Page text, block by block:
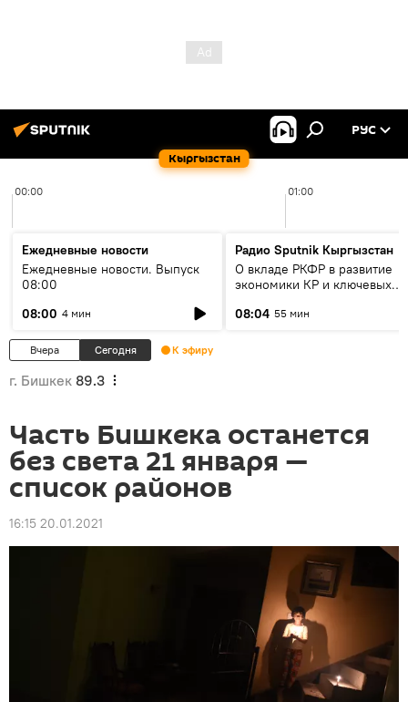
Кыргызстан
РУС
00:00 01:00
Ежедневные новости
Ежедневные новости. Выпуск
08:00
08:00 4 мин
Радио Sputnik Кыргызстан
О вкладе РКФР в развитие
экономики КР и ключевых
08:04 55 мин
Вчера Сегодня К эфиру
г. Бишкек 89.3
Часть Бишкека останется
без света 21 января —
список районов
16:15 20.01.2021